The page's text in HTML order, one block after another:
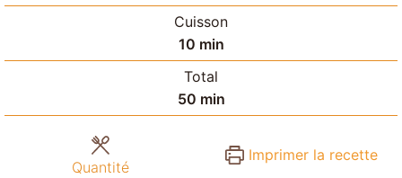
Cuisson
10minutes
min
Total
50minutes
min
Quantité
Imprimer la recette